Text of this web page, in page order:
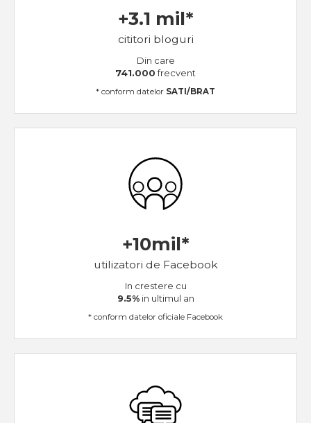
+3.1 mil*
cititori bloguri
Din care
741.000frecvent
* conform datelor SATI/BRAT
+10mil*
utilizatori de Facebook
In crestere cu
9.5%in ultimul an
* conform datelor oficiale Facebook